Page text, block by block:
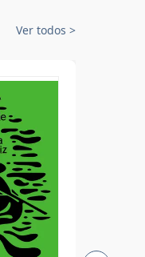
Ver todos >